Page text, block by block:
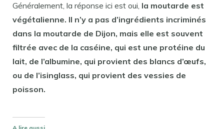
Généralement, la réponse ici est oui, la moutarde est
végétalienne. Il n’y a pas d’ingrédients incriminés
dans la moutarde de Dijon, mais elle est souvent
filtrée avec de la caséine, qui est une protéine du
lait, de l’albumine, qui provient des blancs d’œufs,
ou de l’isinglass, qui provient des vessies de
poisson.